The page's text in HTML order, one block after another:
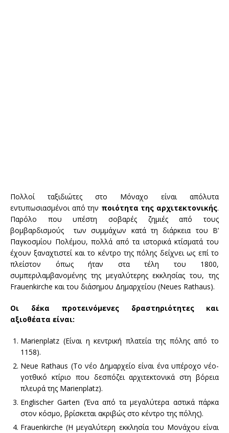
Πολλοί ταξιδιώτες στο Μόναχο είναι απόλυτα
εντυπωσιασμένοι από την ποιότητα της αρχιτεκτονικής.
Παρόλο που υπέστη σοβαρές ζημιές από τους
βομβαρδισμούς των συμμάχων κατά τη διάρκεια του Β’
Παγκοσμίου Πολέμου, πολλά από τα ιστορικά κτίσματά του
έχουν ξαναχτιστεί και το κέντρο της πόλης δείχνει ως επί το
πλείστον όπως ήταν στα τέλη του 1800,
συμπεριλαμβανομένης της μεγαλύτερης εκκλησίας του, της
Frauenkirche και του διάσημου Δημαρχείου (Neues Rathaus).
Οι δέκα προτεινόμενες δραστηριότητες και
αξιοθέατα είναι:
Marienplatz (Είναι η κεντρική πλατεία της πόλης από το
1158).
Neue Rathaus (Το νέο Δημαρχείο είναι ένα υπέροχο νέο-
γοτθικό κτίριο που δεσπόζει αρχιτεκτονικά στη βόρεια
πλευρά της Marienplatz).
Englischer Garten (Ένα από τα μεγαλύτερα αστικά πάρκα
στον κόσμο, βρίσκεται ακριβώς στο κέντρο της πόλης).
Frauenkirche (Η μεγαλύτερη εκκλησία του Μονάχου είναι